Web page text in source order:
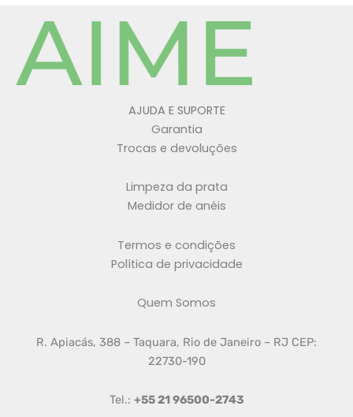
AJUDA E SUPORTE
Garantia
Trocas e devoluções
Limpeza da prata
Medidor de anéis
Termos e condições
Política de privacidade
Quem Somos
R. Apiacás, 388 – Taquara, Rio de Janeiro – RJ CEP:
22730-190
Tel.: +55 21 96500-2743